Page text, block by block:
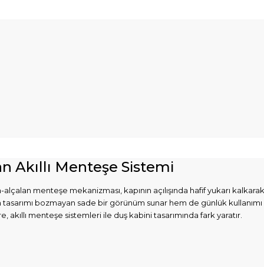
Akıllı Menteşe Sistemi
menteşe mekanizması, kapının açılışında hafif yukarı
tasarımı bozmayan sade bir görünüm sunar hem de günlük
menteşe sistemleri ile duş kabini tasarımında fark yaratır.